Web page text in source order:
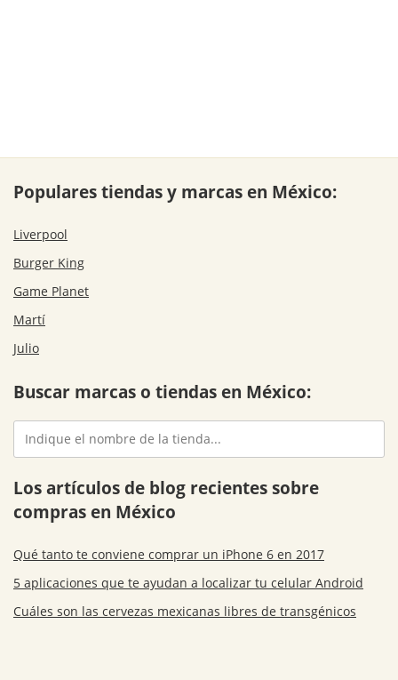
Populares tiendas y marcas en México:
Liverpool
Burger King
Game Planet
Martí
Julio
Buscar marcas o tiendas en México:
Los artículos de blog recientes sobre
compras en México
Qué tanto te conviene comprar un iPhone 6 en 2017
5 aplicaciones que te ayudan a localizar tu celular Android
Cuáles son las cervezas mexicanas libres de transgénicos